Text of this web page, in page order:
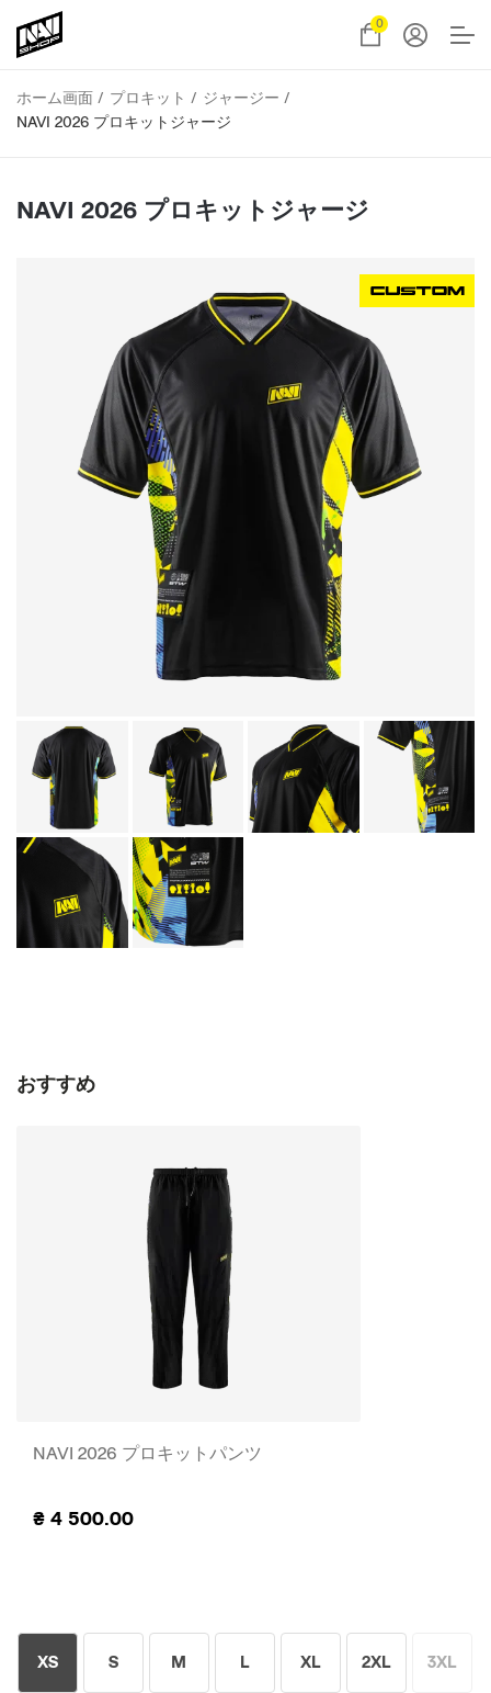
0
ホーム画面 プロキット
ジャージー
NAVI 2026 プロキットジャージ
NAVI 2026 プロキットジャージ
おすすめ
NAVI 2026 プロキットパンツ
₴ 4 500.00
XS S M L XL 2XL 3XL